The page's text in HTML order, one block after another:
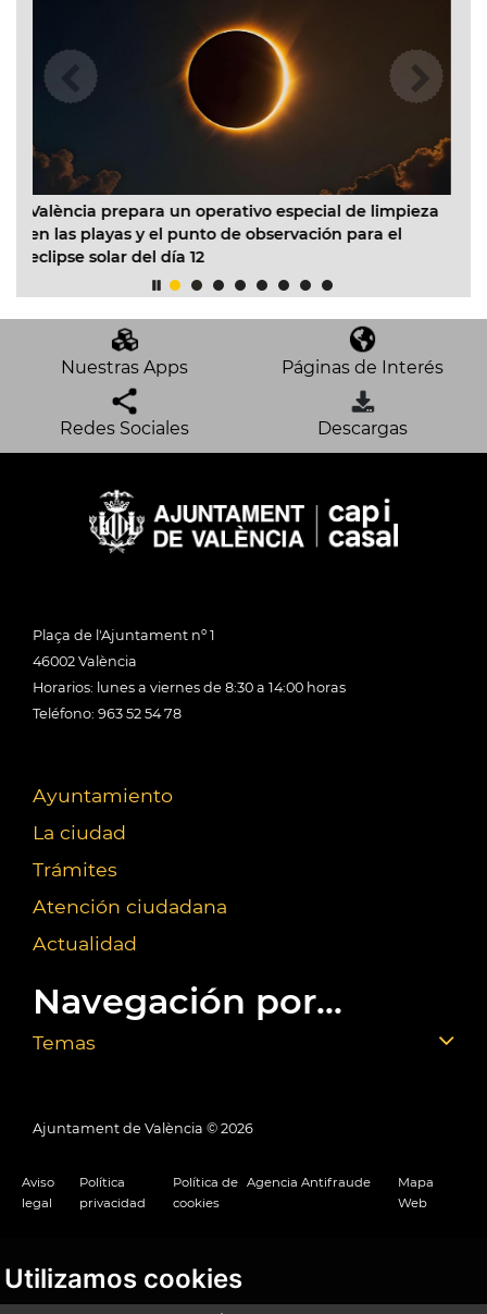
Utilizamos cookies
especial de limpieza
observación para el
El Ayuntamiento inicia la
Infantil Municipal Pardalets e
Nuestras Apps Páginas de Interés
Redes Sociales Descargas
Plaça de l'Ajuntament nº 1
46002 València
Horarios: lunes a viernes de 8:30 a 14:00 horas
Teléfono: 963 52 54 78
Ayuntamiento
La ciudad
Trámites
Atención ciudadana
Actualidad
Navegación por...
Temas
Ajuntament de València © 2026
Aviso
legal
Política
privacidad
Política de
cookies
Agencia Antifraude
Mapa
Web